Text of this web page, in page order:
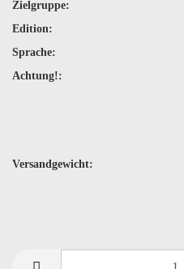
Zielgruppe:
Edition:
Sprache:
Achtung!:
Versandgewicht: